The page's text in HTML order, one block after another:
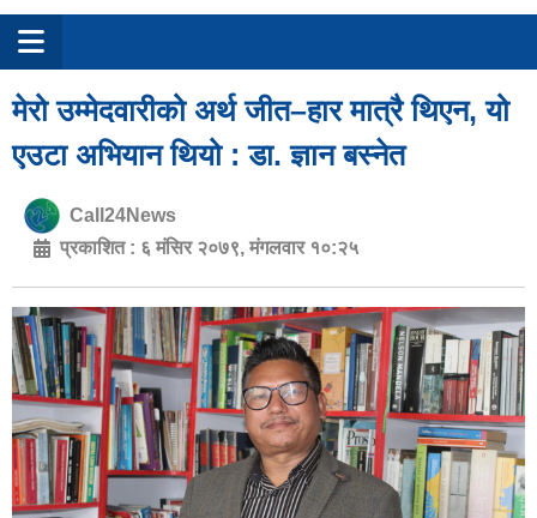
मेरो उम्मेदवारीको अर्थ जीत–हार मात्रै थिएन, यो
एउटा अभियान थियो : डा. ज्ञान बस्नेत
Call24News
प्रकाशित : ६ मंसिर २०७९, मंगलवार १०:२५